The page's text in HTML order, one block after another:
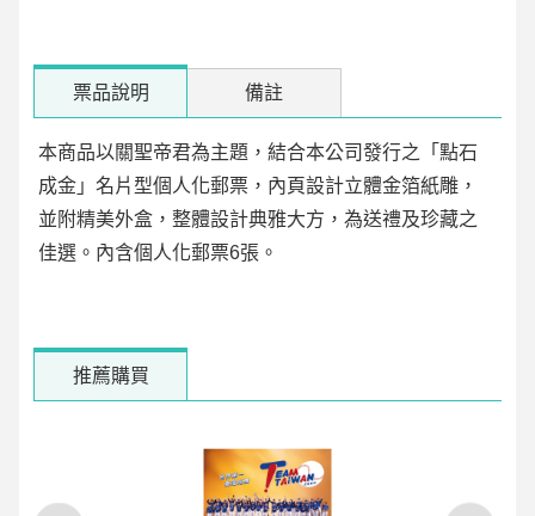
票品說明 備註
本商品以關聖帝君為主題，結合本公司發行之「點石
成金」名片型個人化郵票，內頁設計立體金箔紙雕，
並附精美外盒，整體設計典雅大方，為送禮及珍藏之
佳選。內含個人化郵票6張。
推薦購買